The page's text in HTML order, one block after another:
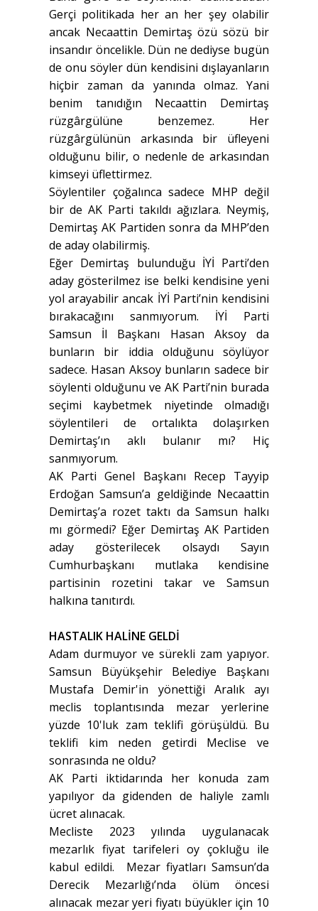
Gerçi politikada her an her şey olabilir
ancak Necaattin Demirtaş özü sözü bir
insandır öncelikle. Dün ne dediyse bugün
de onu söyler dün kendisini dışlayanların
hiçbir zaman da yanında olmaz. Yani
benim tanıdığın Necaattin Demirtaş
rüzgârgülüne benzemez. Her
rüzgârgülünün arkasında bir üfleyeni
olduğunu bilir, o nedenle de arkasından
kimseyi üflettirmez.
Söylentiler çoğalınca sadece MHP değil
bir de AK Parti takıldı ağızlara. Neymiş,
Demirtaş AK Partiden sonra da MHP’den
de aday olabilirmiş.
Eğer Demirtaş bulunduğu İYİ Parti’den
aday gösterilmez ise belki kendisine yeni
yol arayabilir ancak İYİ Parti’nin kendisini
bırakacağını sanmıyorum. İYİ Parti
Samsun İl Başkanı Hasan Aksoy da
bunların bir iddia olduğunu söylüyor
sadece. Hasan Aksoy bunların sadece bir
söylenti olduğunu ve AK Parti’nin burada
seçimi kaybetmek niyetinde olmadığı
söylentileri de ortalıkta dolaşırken
Demirtaş’ın aklı bulanır mı? Hiç
sanmıyorum.
AK Parti Genel Başkanı Recep Tayyip
Erdoğan Samsun’a geldiğinde Necaattin
Demirtaş’a rozet taktı da Samsun halkı
mı görmedi? Eğer Demirtaş AK Partiden
aday gösterilecek olsaydı Sayın
Cumhurbaşkanı mutlaka kendisine
partisinin rozetini takar ve Samsun
halkına tanıtırdı.
HASTALIK HALİNE GELDİ
Adam durmuyor ve sürekli zam yapıyor.
Samsun Büyükşehir Belediye Başkanı
Mustafa Demir'in yönettiği Aralık ayı
meclis toplantısında mezar yerlerine
yüzde 10'luk zam teklifi görüşüldü. Bu
teklifi kim neden getirdi Meclise ve
sonrasında ne oldu?
AK Parti iktidarında her konuda zam
yapılıyor da gidenden de haliyle zamlı
ücret alınacak.
Mecliste 2023 yılında uygulanacak
mezarlık fiyat tarifeleri oy çokluğu ile
kabul edildi. Mezar fiyatları Samsun’da
Derecik Mezarlığı’nda ölüm öncesi
alınacak mezar yeri fiyatı büyükler için 10